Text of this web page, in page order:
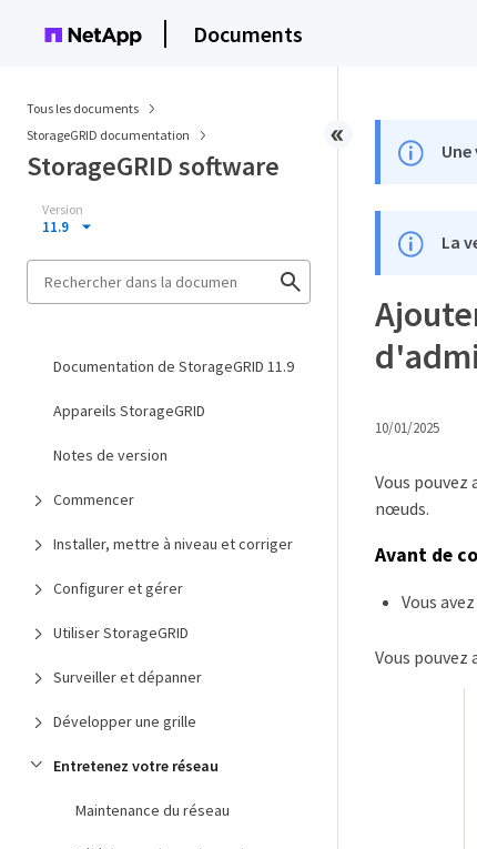
Documents
Tous les documents
StorageGRID documentation
StorageGRID software
Version
11.9
Documentation de StorageGRID 11.9
Appareils StorageGRID
Notes de version
Commencer
Installer, mettre à niveau et corriger
Configurer et gérer
Utiliser StorageGRID
Surveiller et dépanner
Développer une grille
Entretenez votre réseau
Maintenance du réseau
La
10/01/2025
Vous
nœuds.
Avant de
Vous
Vous